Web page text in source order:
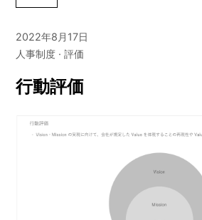
2022年8月17日
人事制度
評価
行動評価